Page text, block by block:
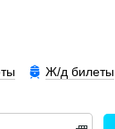
Ж/д билеты